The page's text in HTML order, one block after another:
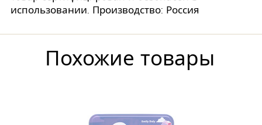
использовании. Производство: Россия
Похожие товары